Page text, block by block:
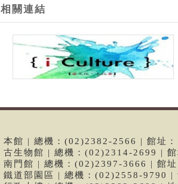
相關連結
本館 | 總機：(02)2382-2566 | 館址
古生物館 | 總機：(02)2314-2699 |
南門館 | 總機：(02)2397-3666 | 館
鐵道部園區 | 總機：(02)2558-9790 |